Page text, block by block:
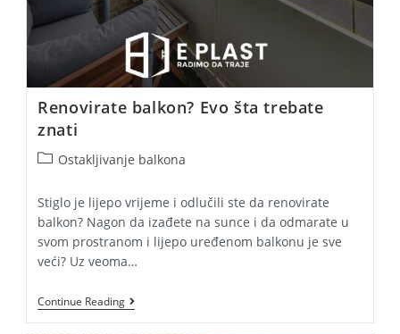
Renovirate balkon? Evo šta trebate
znati
PostOstakljivanje balkona
Stiglo je lijepo vrijeme i odlučili ste da renovirate
balkon? Nagon da izađete na sunce i da odmarate u
svom prostranom i lijepo uređenom balkonu je sve
veći? Uz veoma…
Continue ReadingRenovirate
Balkon?